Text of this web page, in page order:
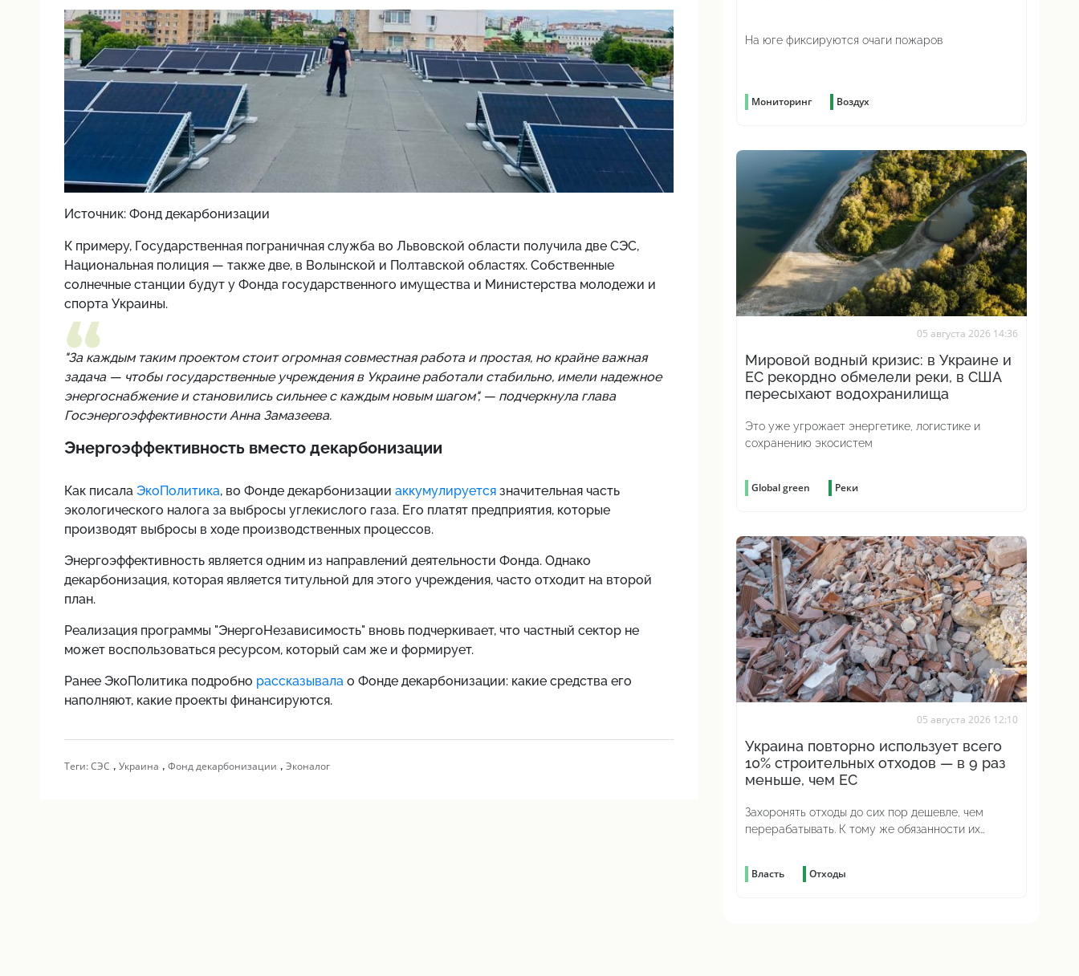
Источник: Фонд декарбонизации
К примеру, Государственная пограничная служба во Львовской области получила две СЭС,
Национальная полиция — также две, в Волынской и Полтавской областях. Собственные
солнечные станции будут у Фонда государственного имущества и Министерства молодежи и
спорта Украины.
"За каждым таким проектом стоит огромная совместная работа и простая, но крайне важная
задача — чтобы государственные учреждения в Украине работали стабильно, имели надежное
энергоснабжение и становились сильнее с каждым новым шагом", — подчеркнула глава
Госэнергоэффективности Анна Замазеева.
Энергоэффективность вместо декарбонизации
Как писала ЭкоПолитика, во Фонде декарбонизации аккумулируетсязначительная часть
экологического налога за выбросы углекислого газа. Его платят предприятия, которые
производят выбросы в ходе производственных процессов.
Энергоэффективность является одним из направлений деятельности Фонда. Однако
декарбонизация, которая является титульной для этого учреждения, часто отходит на второй
план.
Реализация программы "ЭнергоНезависимость" вновь подчеркивает, что частный сектор не
может воспользоваться ресурсом, который сам же и формирует.
Ранее ЭкоПолитика подробно рассказывала о Фонде декарбонизации: какие средства его
наполняют, какие проекты финансируются.
Теги:СЭС , Украина , Фонд декарбонизации , Эконалог
На юге фиксируются очаги пожаров
Мониторинг Воздух
05 августа 2026 14:36
Мировой водный кризис: в Украине и
ЕС рекордно обмелели реки, в США
пересыхают водохранилища
Это уже угрожает энергетике, логистике и
сохранению экосистем
Global green Реки
05 августа 2026 12:10
Украина повторно использует всего
10% строительных отходов — в 9 раз
меньше, чем ЕС
Захоронять отходы до сих пор дешевле, чем
перерабатывать. К тому же обязанности их
Власть Отходы